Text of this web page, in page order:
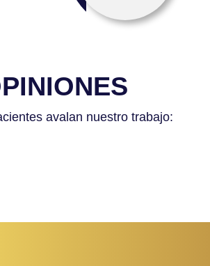
avalan nuestro trabajo: